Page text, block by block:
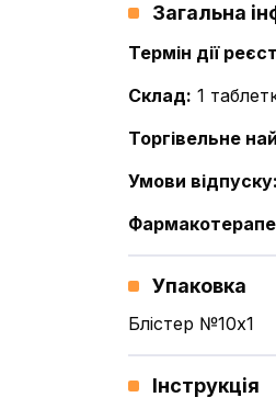
Загальна
Термін дії
Склад: 1
Торгівельне
Умови відпуску:
Упаковка
Блістер №10x1
Інструкція